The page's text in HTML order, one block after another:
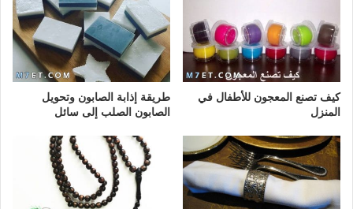
كيف تصنع المعجون للأطفال في
المنزل
طريقة إذابة الصابون وتحويل
الصابون الصلب إلى سائل